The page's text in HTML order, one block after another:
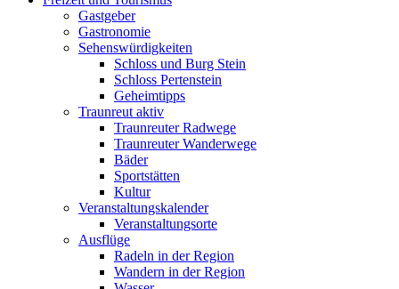
Gastgeber
Gastronomie
Sehenswürdigkeiten
Schloss und Burg Stein
Schloss Pertenstein
Geheimtipps
Traunreut aktiv
Traunreuter Radwege
Traunreuter Wanderwege
Bäder
Sportstätten
Kultur
Veranstaltungskalender
Veranstaltungsorte
Ausflüge
Radeln in der Region
Wandern in der Region